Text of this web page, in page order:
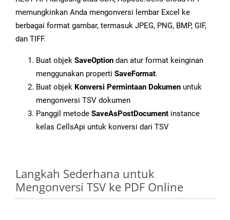
memungkinkan Anda mengonversi lembar Excel ke
berbagai format gambar, termasuk JPEG, PNG, BMP, GIF,
dan TIFF.
Buat objek SaveOption dan atur format keinginan
menggunakan properti SaveFormat.
Buat objek Konversi Permintaan Dokumen untuk
mengonversi TSV dokumen
Panggil metode SaveAsPostDocument instance
kelas CellsApi untuk konversi dari TSV
Langkah Sederhana untuk
Mengonversi TSV ke PDF Online